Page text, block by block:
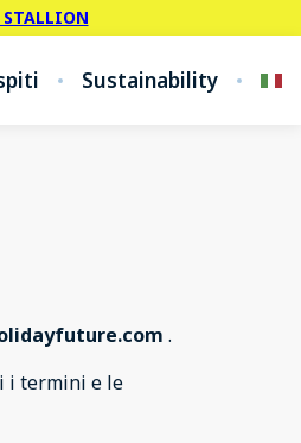
Sustainability
.
i termini e le